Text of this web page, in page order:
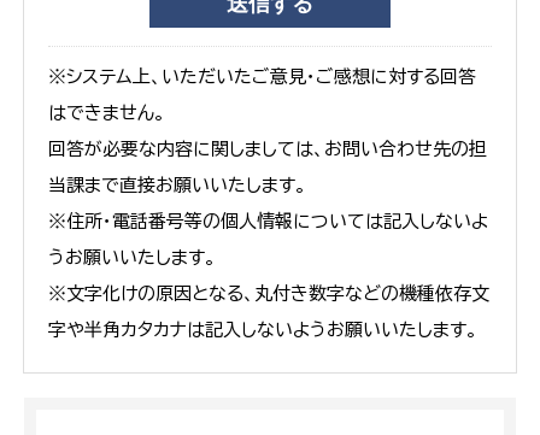
※システム上、いただいたご意見・ご感想に対する回答
はできません。
回答が必要な内容に関しましては、お問い合わせ先の担
当課まで直接お願いいたします。
※住所・電話番号等の個人情報については記入しないよ
うお願いいたします。
※文字化けの原因となる、丸付き数字などの機種依存文
字や半角カタカナは記入しないようお願いいたします。